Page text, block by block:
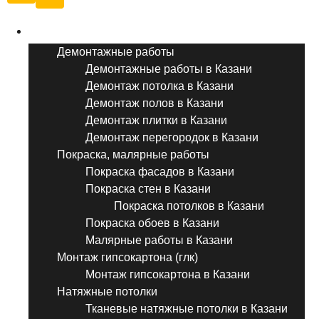
Демонтажные работы
Демонтажные работы в Казани
Демонтаж потолка в Казани
Демонтаж полов в Казани
Демонтаж плитки в Казани
Демонтаж перегородок в Казани
Покраска, малярные работы
Покраска фасадов в Казани
Покраска стен в Казани
Покраска потолков в Казани
Покраска обоев в Казани
Малярные работы в Казани
Монтаж гипсокартона (глк)
Монтаж гипсокартона в Казани
Натяжные потолки
Тканевые натяжные потолки в Казани